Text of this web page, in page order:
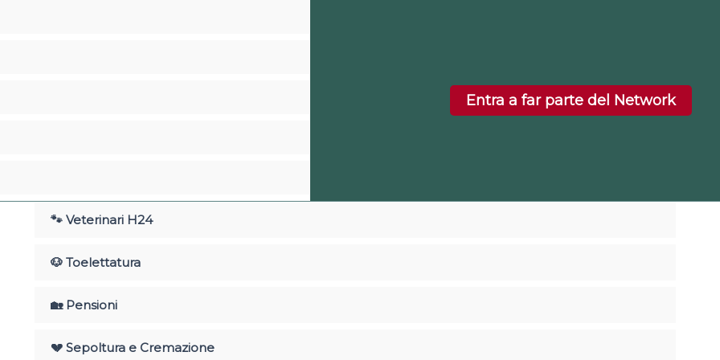
Entra a far parte del Network
🐾 Veterinari H24
🐶 Toelettatura
🏡 Pensioni
💔 Sepoltura e Cremazione